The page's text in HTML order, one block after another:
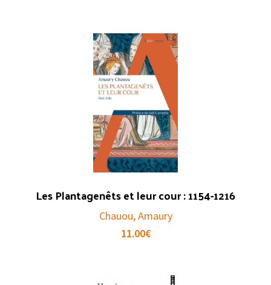
Les Plantagenêts et leur cour : 1154-1216
Chauou, Amaury
11.00€